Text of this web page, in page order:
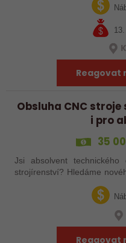
něco nového, pak jste
Reagovat
Obsluha CNC
i pro
35
Jsi absolvent
strojírenství? Hledáme
obsluhy strojů – pokud tě
skutečně tvoří, rádi…
Reagovat